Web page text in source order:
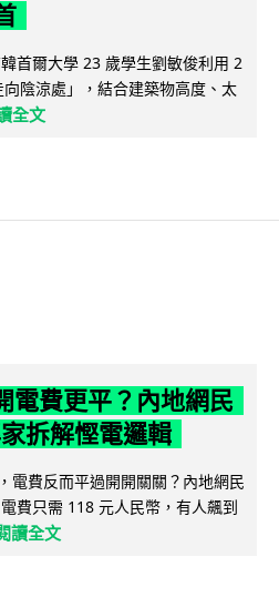
首爾大學 23 歲學生劉敏俊利用 2
陰涼處」，結合建築物高度、太
全文
電費更平？內地網民
拆解慳電邏輯
電費反而平過開開關關？內地網民
費只需 118 元人民幣，有人飆到
讀全文